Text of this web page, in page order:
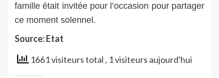
famille était invitée pour l’occasion pour partager
ce moment solennel.
Source: Etat
1661 visiteurs total , 1 visiteurs aujourd'hui